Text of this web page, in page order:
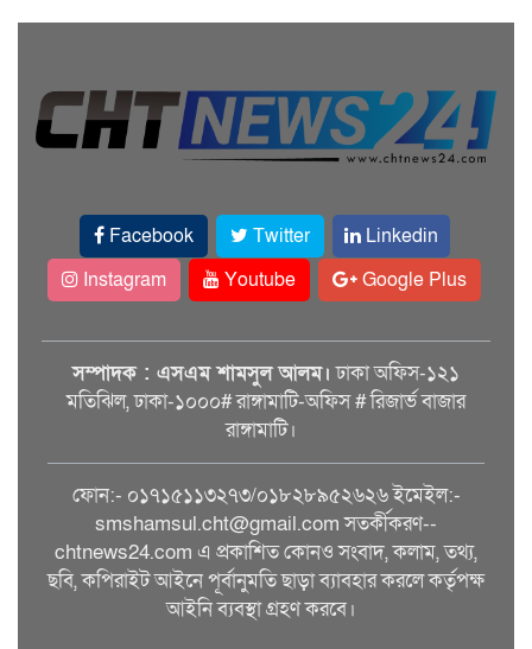
Facebook Twitter
Linkedin
Instagram
Youtube Google Plus
সম্পাদক : এসএম শামসুল আলম। ঢাকা অফিস-১২১
মতিঝিল, ঢাকা-১০০০# রাঙ্গামাটি-অফিস # রিজার্ভ বাজার
রাঙ্গামাটি।
ফোন:- ০১৭১৫১১৩২৭৩/০১৮২৮৯৫২৬২৬ ইমেইল:-
smshamsul.cht@gmail.com সতর্কীকরণ--
chtnews24.com এ প্রকাশিত কোনও সংবাদ, কলাম, তথ্য,
ছবি, কপিরাইট আইনে পূর্বানুমতি ছাড়া ব্যাবহার করলে কর্তৃপক্ষ
আইনি ব্যবস্থা গ্রহণ করবে।